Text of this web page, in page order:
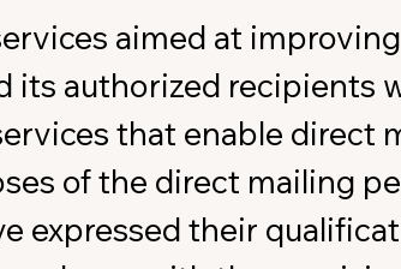
aimed at
its authorized recipients
that enable direct
of the direct mailing
expressed their